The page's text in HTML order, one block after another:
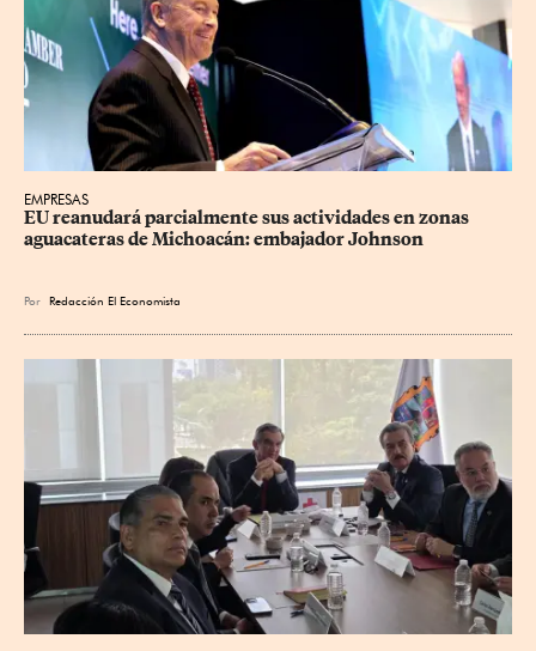
EMPRESAS
EU reanudará parcialmente sus actividades en zonas
aguacateras de Michoacán: embajador Johnson
Por Redacción El Economista